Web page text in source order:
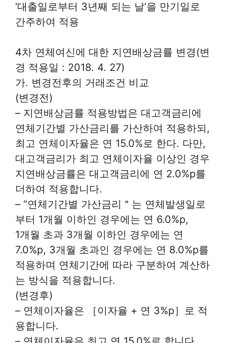
‘대출일로부터 3년째 되는 날’을 만기일로
간주하여 적용
4차 연체여신에 대한 지연배상금률 변경(변
경 적용일 : 2018. 4. 27)
가. 변경전후의 거래조건 비교
(변경전)
– 지연배상금률 적용방법은 대고객금리에
연체기간별 가산금리를 가산하여 적용하되,
최고 연체이자율은 연 15.0%로 한다. 다만,
대고객금리가 최고 연체이자율 이상인 경우
지연배상금률은 대고객금리에 연 2.0%p를
더하여 적용합니다.
– “연체기간별 가산금리＂는 연체발생일로
부터 1개월 이하인 경우에는 연 6.0%p,
1개월 초과 3개월 이하인 경우에는 연
7.0%p, 3개월 초과인 경우에는 연 8.0%p를
적용하며 연체기간에 따라 구분하여 계산하
는 방식을 적용합니다.
(변경후)
– 연체이자율은 ［이자율 + 연 3%p］로 적
용합니다.